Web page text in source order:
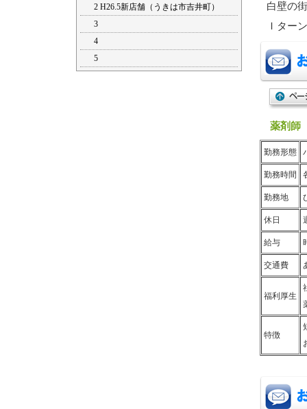
白壁の
Ｉター
薬剤師
勤務形態
勤務時間
勤務地
休日
給与
交通費
福利厚生
特徴
2 H26.5新店舗（うきは市吉井町）
3
4
5